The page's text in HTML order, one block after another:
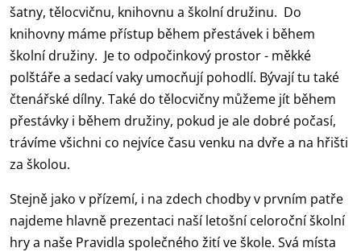
šatny, tělocvičnu, knihovnu a školní družinu. Do
knihovny máme přístup během přestávek i během
školní družiny. Je to odpočinkový prostor - měkké
polštáře a sedací vaky umocňují pohodlí. Bývají tu také
čtenářské dílny. Také do tělocvičny můžeme jít během
přestávky i během družiny, pokud je ale dobré počasí,
trávíme všichni co nejvíce času venku na dvře a na hřišti
za školou.
Stejně jako v přízemí, i na zdech chodby v prvním patře
najdeme hlavně prezentaci naší letošní celoroční školní
hry a naše Pravidla společného žití ve škole. Svá místa